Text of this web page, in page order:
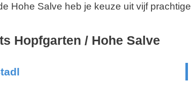
Hohe Salve heb je keuze uit vijf
Hopfgarten / Hohe Salve